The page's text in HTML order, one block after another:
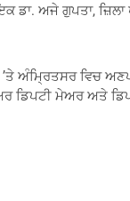
ਡਾ. ਅਜੇ ਗੁਪਤਾ,
’ਤੇ ਅੰਮ੍ਰਿਤਸਰ
ਡਿਪਟੀ ਮੇਅਰ ਅਤੇ